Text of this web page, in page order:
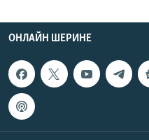
ОНЛАЙН ШЕРИНЕ